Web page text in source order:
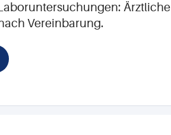
Ärztliche
Vereinbarung.